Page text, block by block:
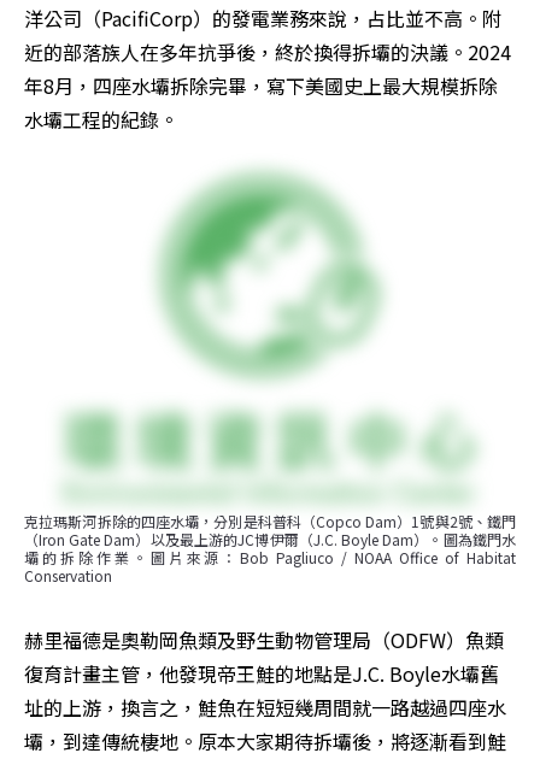
洋公司（PacifiCorp）的發電業務來說，占比並不高。附
近的部落族人在多年抗爭後，終於換得拆壩的決議。2024
年8月，四座水壩拆除完畢，寫下美國史上最大規模拆除
水壩工程的紀錄。
克拉瑪斯河拆除的四座水壩，分別是科普科（Copco Dam）1號與2號、鐵門
（Iron Gate Dam）以及最上游的JC博伊爾（J.C. Boyle Dam）。圖為鐵門水
壩的拆除作業。圖片來源：Bob Pagliuco / NOAA Office of Habitat
Conservation
赫里福德是奧勒岡魚類及野生動物管理局（ODFW）魚類
復育計畫主管，他發現帝王鮭的地點是J.C. Boyle水壩舊
址的上游，換言之，鮭魚在短短幾周間就一路越過四座水
壩，到達傳統棲地。原本大家期待拆壩後，將逐漸看到鮭